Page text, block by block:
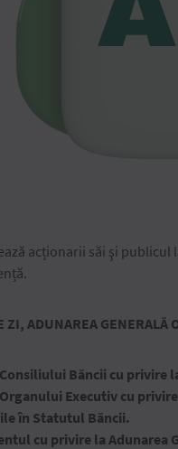
acționarii săi şi publicul
ZI, ADUNAREA
Băncii cu privire
Executiv cu
în Statutul Băncii.
cu privire la Adunarea